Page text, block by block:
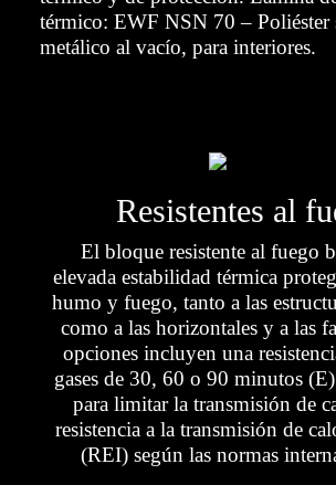
térmico: EWF NSN 70 – Poliéster
metálico al vacío, para interiores.
Resistentes al
El bloque resistente al fuego
elevada estabilidad térmica
humo y fuego, tanto a las
como a las horizontales y a las
opciones incluyen una
gases de 30, 60 o 90 minutos
para limitar la transmisión de
resistencia a la transmisión de
(REI) según las normas